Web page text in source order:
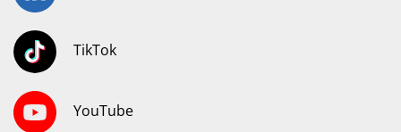
TikTok
YouTube